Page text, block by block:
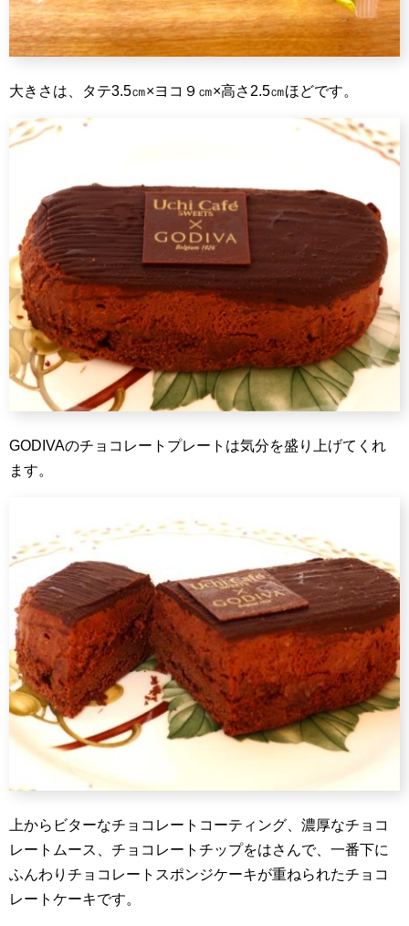
大きさは、タテ3.5㎝×ヨコ９㎝×高さ2.5㎝ほどです。
GODIVAのチョコレートプレートは気分を盛り上げてくれ
ます。
上からビターなチョコレートコーティング、濃厚なチョコ
レートムース、チョコレートチップをはさんで、一番下に
ふんわりチョコレートスポンジケーキが重ねられたチョコ
レートケーキです。